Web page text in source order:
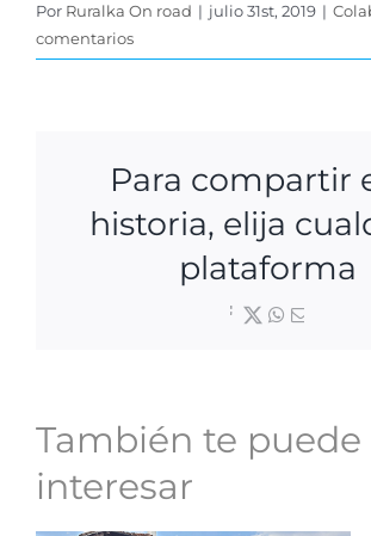
Por Ruralka On road | julio 31st, 2019 |
comentarios
Para compartir
historia, elija
plataforma
Facebook
X WhatsApp
También te puede
interesar